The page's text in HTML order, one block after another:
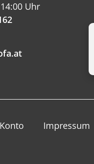
Uhr
Impressum